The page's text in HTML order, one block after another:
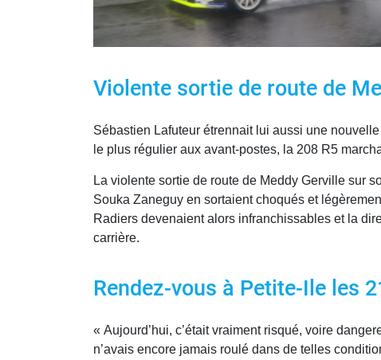
Violente sortie de route de
Sébastien Lafuteur étrennait lui aussi une
le plus régulier aux avant-postes, la 208 R5
La violente sortie de route de Meddy Gerville sur
Souka Zaneguy en sortaient choqués et
Radiers devenaient alors infranchissables et la
carrière.
Rendez-vous à Petite-Ile les
« Aujourd’hui, c’était vraiment risqué, voire
n’avais encore jamais roulé dans de telles